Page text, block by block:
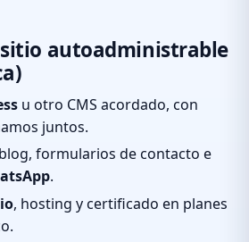
autoadministrable
u otro CMS acordado, con
juntos.
formularios de contacto e
.
, hosting y certificado en planes